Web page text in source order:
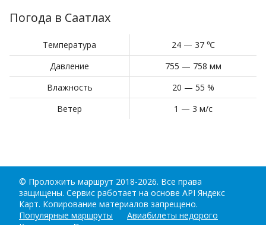
Погода в Саатлах
Температура
24 — 37 ℃
Давление
755 — 758 мм
Влажность
20 — 55 %
Ветер
1 — 3 м/с
© Проложить маршрут 2018-2026. Все права
защищены. Сервис работает на основе API Яндекс
Карт. Копирование материалов запрещено.
Популярные маршруты
Авиабилеты недорого